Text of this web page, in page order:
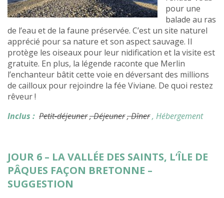
pour une
balade au ras
de l’eau et de la faune préservée. C’est un site naturel
apprécié pour sa nature et son aspect sauvage. Il
protège les oiseaux pour leur nidification et la visite est
gratuite. En plus, la légende raconte que Merlin
l’enchanteur bâtit cette voie en déversant des millions
de cailloux pour rejoindre la fée Viviane. De quoi restez
rêveur !
Inclus : Petit-déjeuner, Déjeuner, Dîner, Hébergement
JOUR 6 – LA VALLÉE DES SAINTS, L’ÎLE DE
PÂQUES FAÇON BRETONNE –
SUGGESTION